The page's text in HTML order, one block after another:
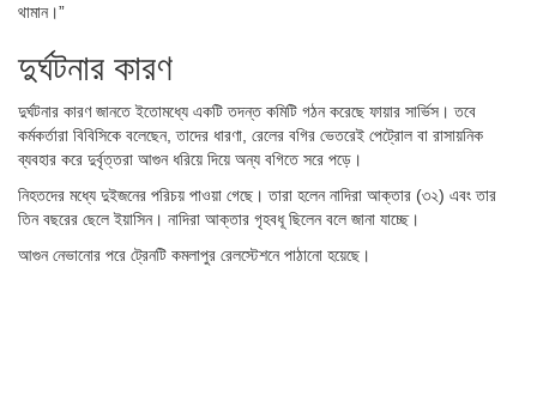
থামান।”
দুর্ঘটনার কারণ
দুর্ঘটনার কারণ জানতে ইতোমধ্যে একটি তদন্ত কমিটি গঠন করেছে ফায়ার সার্ভিস। তবে
কর্মকর্তারা বিবিসিকে বলেছেন, তাদের ধারণা, রেলের বগির ভেতরেই পেট্রোল বা রাসায়নিক
ব্যবহার করে দুর্বৃত্তরা আগুন ধরিয়ে দিয়ে অন্য বগিতে সরে পড়ে।
নিহতদের মধ্যে দুইজনের পরিচয় পাওয়া গেছে। তারা হলেন নাদিরা আক্তার (৩২) এবং তার
তিন বছরের ছেলে ইয়াসিন। নাদিরা আক্তার গৃহবধূ ছিলেন বলে জানা যাচ্ছে।
আগুন নেভানোর পরে ট্রেনটি কমলাপুর রেলস্টেশনে পাঠানো হয়েছে।